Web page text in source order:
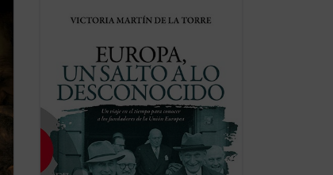
este relato de no ficción recrea la década
Comunidades Europeas (1948-1957), a
través de algunos de los principales
protagonistas de la construcción
europea ...(ver ficha)